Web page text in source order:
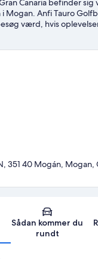
Canaria befinder sig
Mogan. Anfi Tauro
værd, hvis
interesseret i stedets
at tage dem med
Kort
351 40 Mogán, Mogan,
Sådan kommer du
rundt